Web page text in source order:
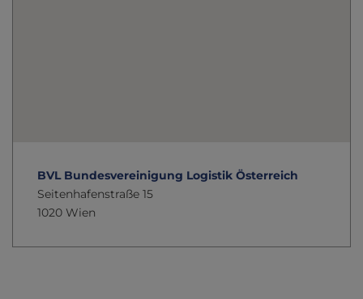
BVL Bundesvereinigung Logistik Österreich
Seitenhafenstraße 15
1020 Wien